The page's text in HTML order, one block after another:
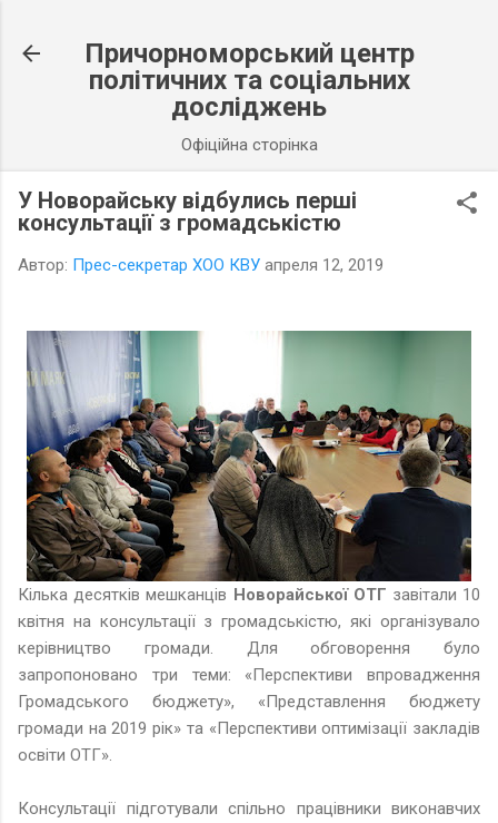
Причорноморський центр
політичних та соціальних
досліджень
Офіційна сторінка
У Новорайську відбулись перші
консультації з громадськістю
Автор: Прес-секретар ХОО КВУ апреля 12, 2019
Кілька десятків мешканців Новорайської ОТГ завітали 10
квітня на консультації з громадськістю, які організувало
керівництво громади. Для обговорення було
запропоновано три теми: «Перспективи впровадження
Громадського бюджету», «Представлення бюджету
громади на 2019 рік» та «Перспективи оптимізації закладів
освіти ОТГ».
Консультації підготували спільно працівники виконавчих